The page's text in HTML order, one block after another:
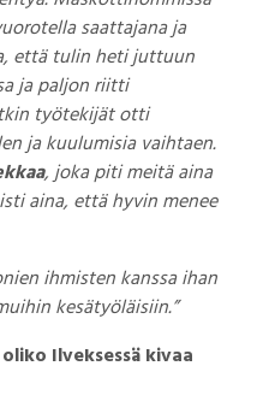
saattajana ja
että tulin heti juttuun
ja paljon riitti
työtekijät otti
ja kuulumisia vaihtaen.
, joka piti meitä aina
aina, että hyvin menee
ihmisten kanssa ihan
kesätyöläisiin.”
Ilveksessä kivaa